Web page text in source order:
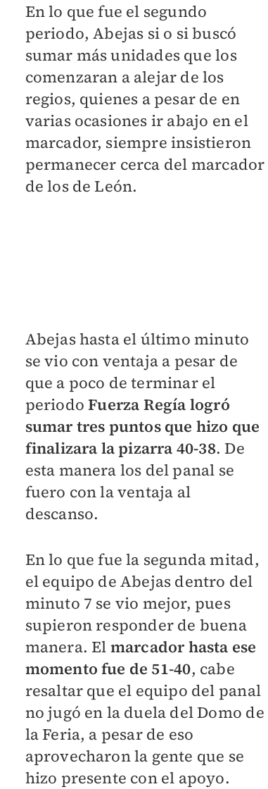
En lo que fue el segundo
periodo, Abejas si o si buscó
sumar más unidades que los
comenzaran a alejar de los
regios, quienes a pesar de en
varias ocasiones ir abajo en el
marcador, siempre insistieron
permanecer cerca del marcador
de los de León.
Abejas hasta el último minuto
se vio con ventaja a pesar de
que a poco de terminar el
periodoFuerza Regía logró
sumar tres puntos que hizo que
finalizara la pizarra 40-38. De
esta manera los del panal se
fuero con la ventaja al
descanso.
En lo que fue la segunda mitad,
el equipo de Abejas dentro del
minuto 7 se vio mejor, pues
supieron responder de buena
manera. El marcador hasta ese
momento fue de 51-40, cabe
resaltar que el equipo del panal
no jugó en la duela del Domo de
la Feria, a pesar de eso
aprovecharon la gente que se
hizo presente con el apoyo.